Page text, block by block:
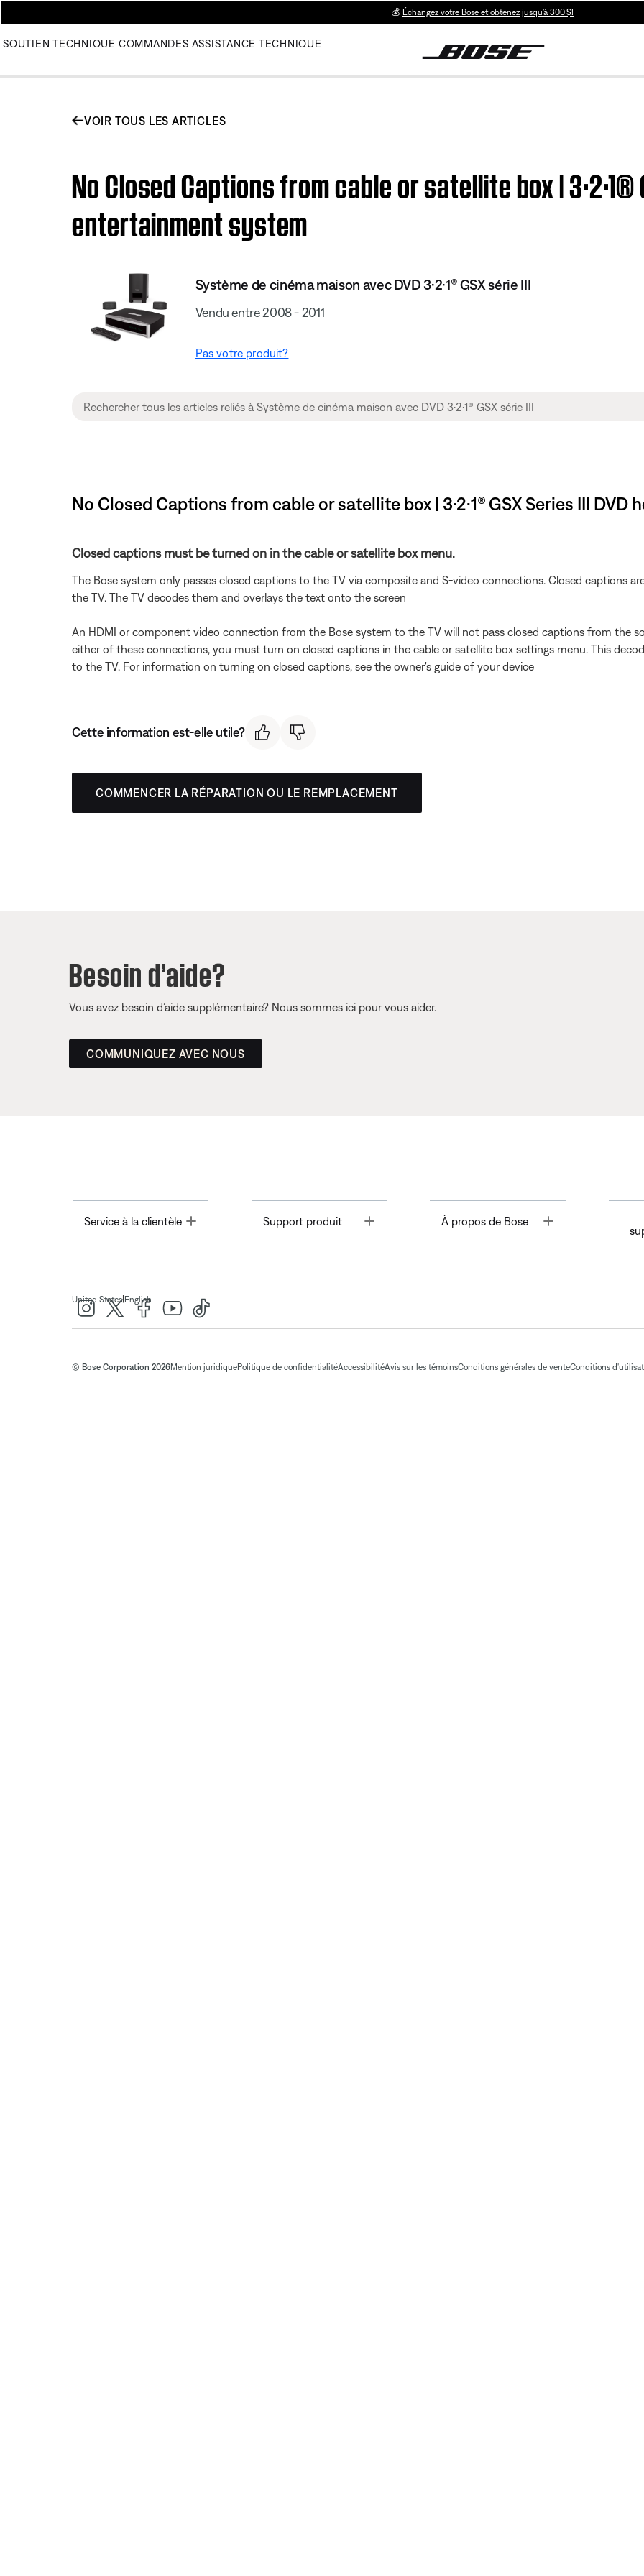
💰 Échangez votre Bose et obtenez jusqu’à 300 $!
SOUTIEN TECHNIQUE COMMANDES ASSISTANCE TECHNIQUE
VOIR TOUS LES ARTICLES
No Closed Captions from cable or satellite box | 3·2·1®
entertainment system
Système de cinéma maison avec DVD 3·2·1® GSX série III
Vendu entre 2008 - 2011
Pas votre produit?
No Closed Captions from cable or satellite box | 3·2·1® GSX Series III
Closed captions must be turned on in the cable or satellite box menu.
The Bose system only passes closed captions to the TV via composite and S-video connections. Closed captions
the TV. The TV decodes them and overlays the text onto the screen
An HDMI or component video connection from the Bose system to the TV will not pass closed captions from the
either of these connections, you must turn on closed captions in the cable or satellite box settings menu. This
to the TV. For information on turning on closed captions, see the owner's guide of your device
Cette information est-elle utile?
COMMENCER LA RÉPARATION OU LE REMPLACEMENT
Besoin d’aide?
Vous avez besoin d’aide supplémentaire? Nous sommes ici pour vous aider.
COMMUNIQUEZ AVEC NOUS
Service à la clientèle Toggle Support produit À propos de Bose Toggle
United States| English
© Bose Corporation 2026Mention juridiquePolitique de confidentialitéAccessibilitéAvis sur les témoinsConditions générales de venteConditions